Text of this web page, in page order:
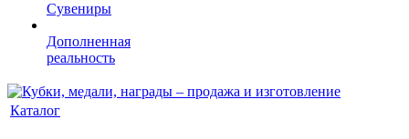
Сувениры
Дополненная
реальность
Каталог